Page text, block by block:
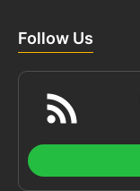
Follow Us